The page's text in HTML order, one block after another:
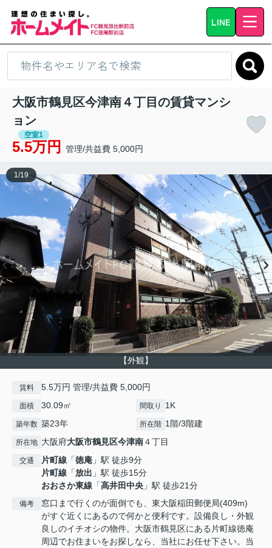
LINE
大阪市鶴見区今津南４丁目の賃貸マンシ
ョン
空室1
5.5万円 管理/共益費 5,000円
【外観】
1/19
賃料 5.5万円 管理/共益費 5,000円
面積 30.09㎡ 間取り 1K
築年数 築23年 所在階 1階/3階建
所在地 大阪府大阪市鶴見区今津南４丁目
交通 片町線 「徳庵 」駅 徒歩9分
片町線 「放出 」駅 徒歩15分
おおさか東線 「高井田中央 」駅 徒歩21分
備考
窓口まで行くのが面倒でも、東大阪稲田郵便局(409m)
がすぐ近くにあるので何かと便利です。設備良し・外観
良しのイチオシの物件。大阪市鶴見区にある片町線徳庵
周辺でお住まいをお探しなら、当社にお任せ下さい。当